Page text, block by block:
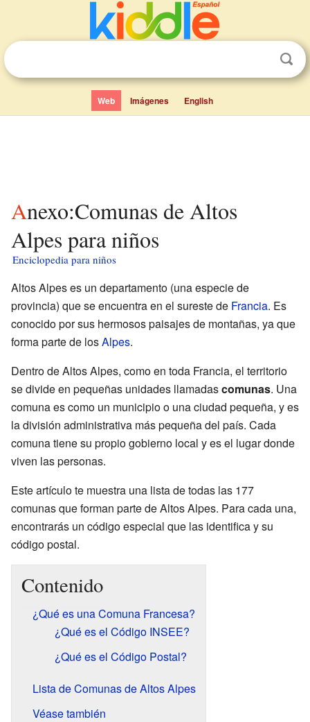
Web Imágenes English
Anexo:Comunas de Altos
Alpes para niños
Enciclopedia para niños
Altos Alpes es un departamento (una especie de
provincia) que se encuentra en el sureste de Francia. Es
conocido por sus hermosos paisajes de montañas, ya que
forma parte de losAlpes.
Dentro de Altos Alpes, como en toda Francia, el territorio
se divide en pequeñas unidades llamadascomunas. Una
comuna es como un municipio o una ciudad pequeña, y es
la división administrativa más pequeña del país. Cada
comuna tiene su propio gobierno local y es el lugar donde
viven las personas.
Este artículo te muestra una lista de todas las 177
comunas que forman parte de Altos Alpes. Para cada una,
encontrarás un código especial que las identifica y su
código postal.
Contenido
¿Qué es una Comuna Francesa?
¿Qué es el Código INSEE?
¿Qué es el Código Postal?
Lista de Comunas de Altos Alpes
Véase también